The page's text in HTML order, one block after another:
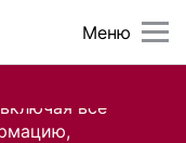
все
Меню